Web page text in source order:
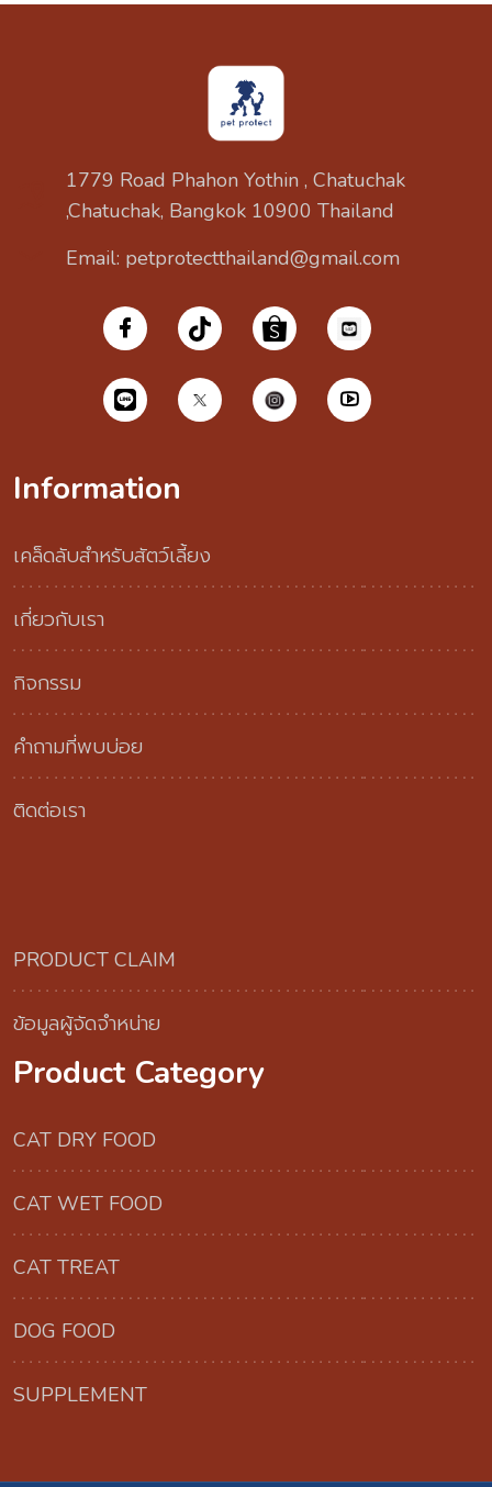
1779 Road Phahon Yothin , Chatuchak
,Chatuchak, Bangkok 10900 Thailand
Email: petprotectthailand@gmail.com
Information
เคล็ดลับสำหรับสัตว์เลี้ยง
เกี่ยวกับเรา
กิจกรรม
คำถามที่พบบ่อย
ติดต่อเรา
PRODUCT CLAIM
ข้อมูลผู้จัดจำหน่าย
Product Category
CAT DRY FOOD
CAT WET FOOD
CAT TREAT
DOG FOOD
SUPPLEMENT